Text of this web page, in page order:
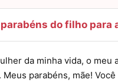
do filho para
da minha vida, o meu
parabéns, mãe! Você